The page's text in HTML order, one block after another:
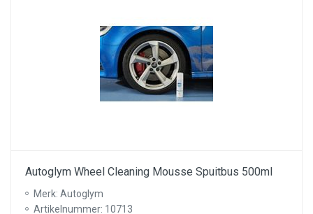
Autoglym Wheel Cleaning Mousse Spuitbus 500ml
Merk: Autoglym
Artikelnummer: 10713